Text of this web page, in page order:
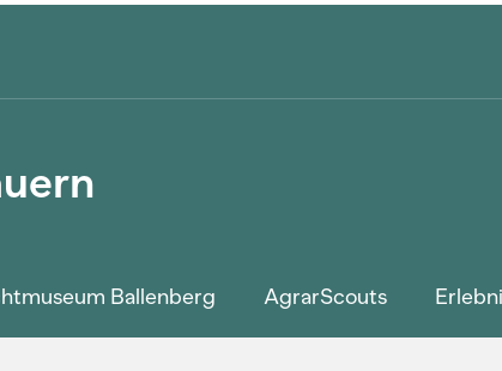
Ballenberg AgrarScouts